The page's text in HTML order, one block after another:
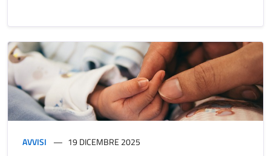
AVVISI 19 DICEMBRE 2025